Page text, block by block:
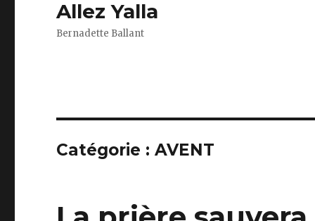
Allez Yalla
Bernadette Ballant
Catégorie :AVENT